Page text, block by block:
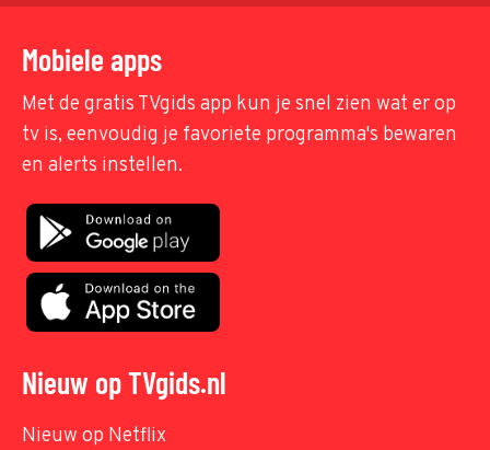
Mobiele apps
Met de gratis TVgids app kun je snel zien wat er op
tv is, eenvoudig je favoriete programma's bewaren
en alerts instellen.
Nieuw op TVgids.nl
Nieuw op Netflix